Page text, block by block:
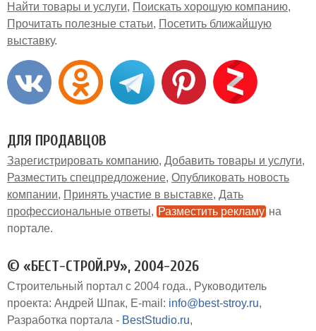
Найти товары и услуги
Поискать хорошую компанию
Прочитать полезные статьи
Посетить ближайшую
выставку
ДЛЯ ПРОДАВЦОВ
Зарегистрировать компанию Добавить товары и услуги
Разместить спецпредложение Опубликовать новость
компании
Принять участие в выставке Дать
профессиональные ответы
Разместить рекламу на
портале
© «БЕСТ-СТРОЙ.РУ», 2004-2026
Строительный портал с 2004 года.
Руководитель
проекта: Андрей Шпак E-mail: info@best-stroy.ru
Разработка портала - BestStudio.ru